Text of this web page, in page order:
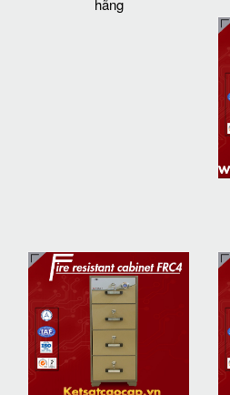
hãng